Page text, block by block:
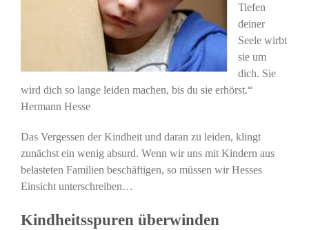
Tiefen
deiner
Seele wirbt
sie um
dich. Sie
wird dich so lange leiden machen, bis du sie erhörst.“
Hermann Hesse
Das Vergessen der Kindheit und daran zu leiden, klingt
zunächst ein wenig absurd. Wenn wir uns mit Kindern aus
belasteten Familien beschäftigen, so müssen wir Hesses
Einsicht unterschreiben…
Kindheitsspuren überwinden